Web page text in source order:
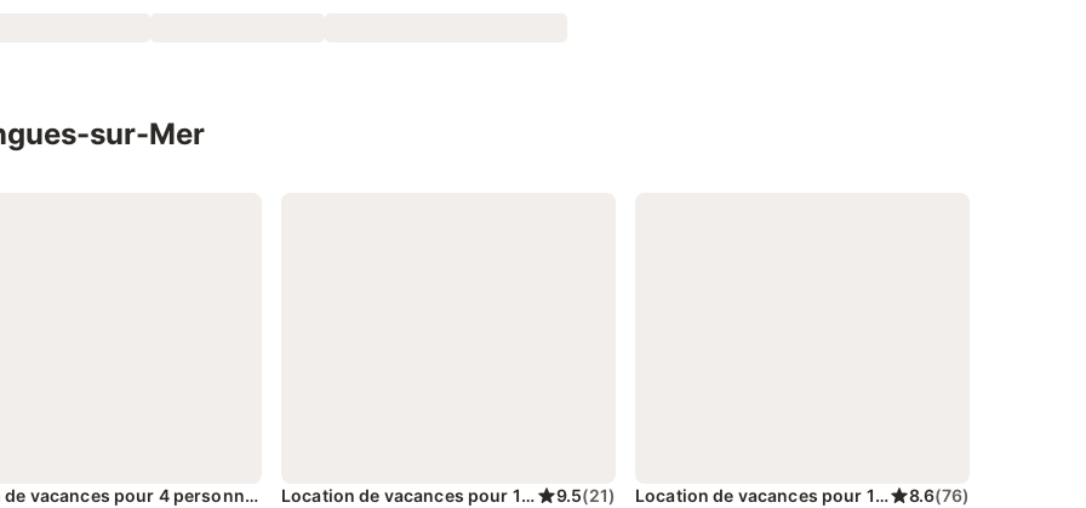
sur-Mer
Location de vacances pour 4 personnes
Location de vacances pour 14 personnes 9.5(21)
Location de vacances pour 18 personnes 8.6(76)